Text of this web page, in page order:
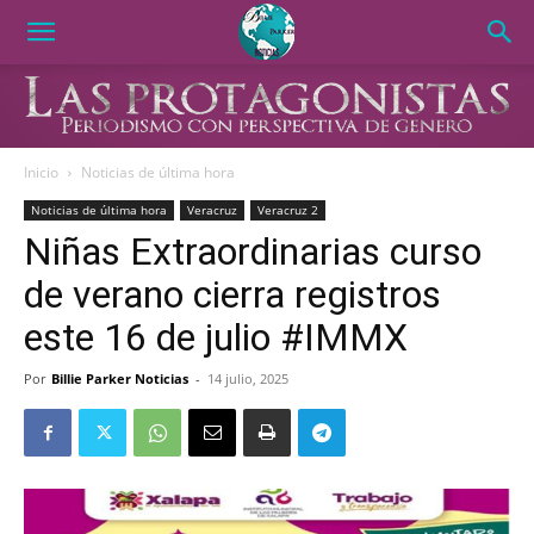
Inicio Noticias de última hora
Noticias de última hora Veracruz Veracruz 2
Niñas Extraordinarias curso
de verano cierra registros
este 16 de julio #IMMX
Por Billie Parker Noticias - 14 julio, 2025